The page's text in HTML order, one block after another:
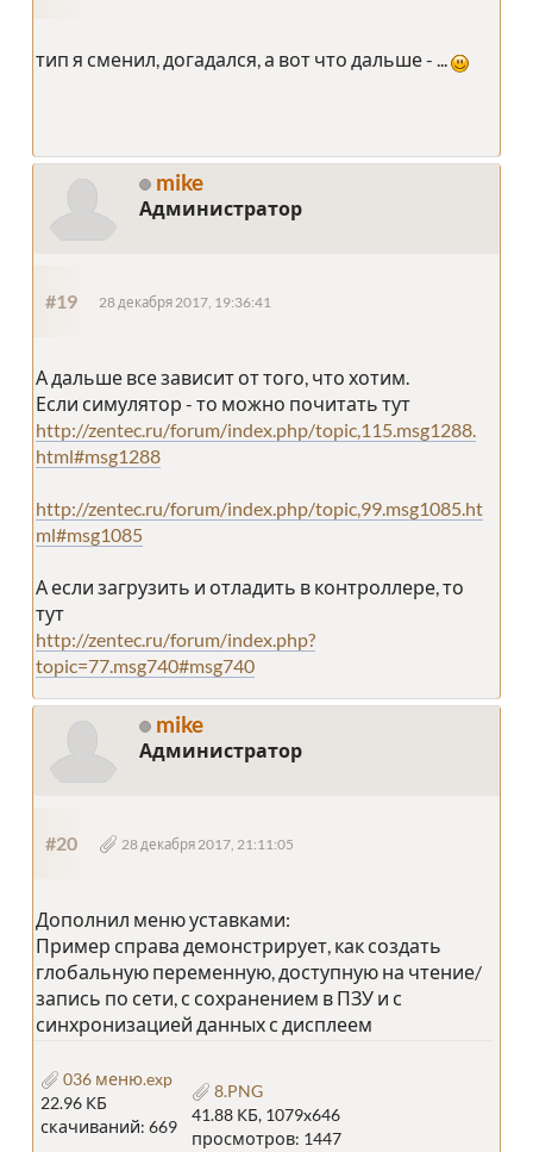
тип я сменил, догадался, а вот что дальше - ...
mike
Администратор
#19 28 декабря 2017, 19:36:41
А дальше все зависит от того, что хотим.
Если симулятор - то можно почитать тут
http://zentec.ru/forum/index.php/topic,115.msg1288.
html#msg1288
http://zentec.ru/forum/index.php/topic,99.msg1085.ht
ml#msg1085
А если загрузить и отладить в контроллере, то
тут
http://zentec.ru/forum/index.php?
topic=77.msg740#msg740
mike
Администратор
#20 28 декабря 2017, 21:11:05
Дополнил меню уставками:
Пример справа демонстрирует, как создать
глобальную переменную, доступную на чтение/
запись по сети, с сохранением в ПЗУ и с
синхронизацией данных с дисплеем
036 меню.exp
22.96 КБ
скачиваний: 669
8.PNG
41.88 КБ, 1079x646
просмотров: 1447